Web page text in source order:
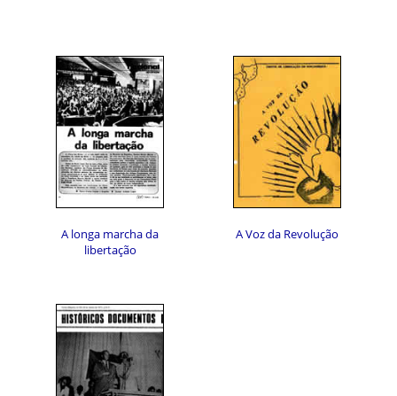
A longa marcha da
libertação
A Voz da Revolução